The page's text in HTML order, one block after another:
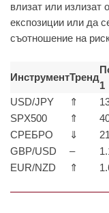
влизат или излизат
експозиции или да
съотношение на
ИнструментТренд
1
USD/JPY
⇑
SPX500
⇑
СРЕБРО
⇓
GBP/USD
–
EUR/NZD
⇑